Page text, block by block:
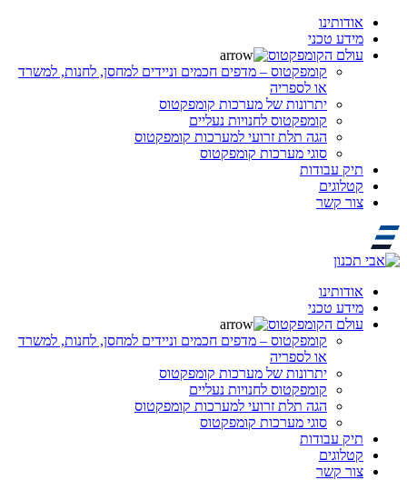
אודותינו
מידע טכני
עולם הקומפקטוס
קומפקטוס – מדפים חכמים וניידים למחסן, לחנות, למשרד
או לספריה
יתרונות של מערכות קומפקטוס
קומפקטוס לחנויות נעליים
הגה תלת זרועי למערכות קומפקטוס
סוגי מערכות קומפקטוס
תיק עבודות
קטלוגים
צור קשר
אודותינו
מידע טכני
עולם הקומפקטוס
קומפקטוס – מדפים חכמים וניידים למחסן, לחנות, למשרד
או לספריה
יתרונות של מערכות קומפקטוס
קומפקטוס לחנויות נעליים
הגה תלת זרועי למערכות קומפקטוס
סוגי מערכות קומפקטוס
תיק עבודות
קטלוגים
צור קשר